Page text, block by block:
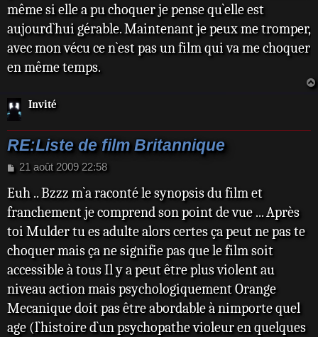
même si elle a pu choquer je pense qu`elle est
aujourd`hui gérable. Maintenant je peux me tromper,
avec mon vécu ce n`est pas un film qui va me choquer
en même temps.
Invité
RE:Liste de film Britannique
M
s
a
g
e
21 août 2009 22:58
Euh .. Bzzz m`a raconté le synopsis du film et
franchement je comprend son point de vue ... Après
toi Mulder tu es adulte alors certes ça peut ne pas te
choquer mais ça ne signifie pas que le film soit
accessible à tous Il y a peut être plus violent au
niveau action mais psychologiquement Orange
Mecanique doit pas être abordable à nimporte quel
age (l`histoire d`un psychopathe violeur en quelques